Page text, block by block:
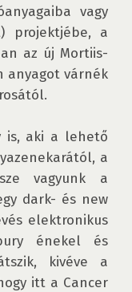
vagy
projektjébe, a
az új Mortiis-
anyagot várnék
is, aki a lehető
a
vagyunk a
dark- és new
elektronikus
énekel és
kivéve a
itt a Cancer